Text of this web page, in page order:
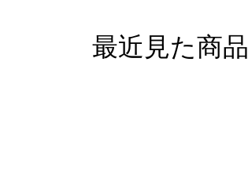
最近見た商品